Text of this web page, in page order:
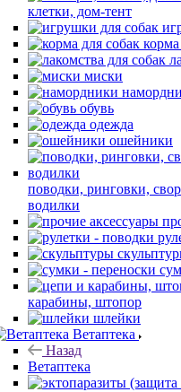
клетки, дом-тент
миски
обувь
одежда
ошейники
поводки, ринговки,
водилки
карабины, штопор
шлейки
Ветаптека
Назад
Ветаптека